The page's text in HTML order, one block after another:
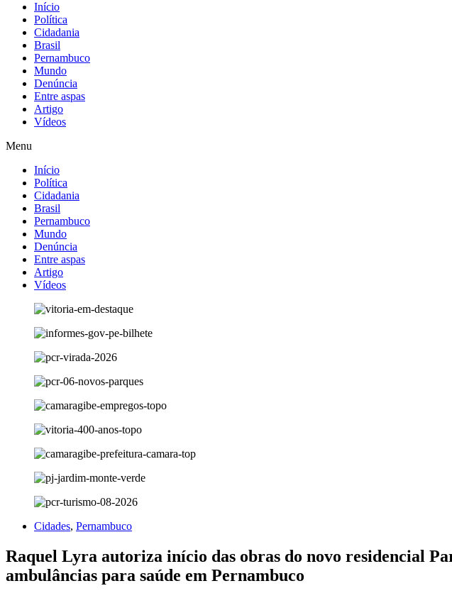
Início
Política
Cidadania
Brasil
Pernambuco
Mundo
Denúncia
Entre aspas
Artigo
Vídeos
Menu
Início
Política
Cidadania
Brasil
Pernambuco
Mundo
Denúncia
Entre aspas
Artigo
Vídeos
Cidades, Pernambuco
Raquel Lyra autoriza início das obras do novo residencial
ambulâncias para saúde em Pernambuco